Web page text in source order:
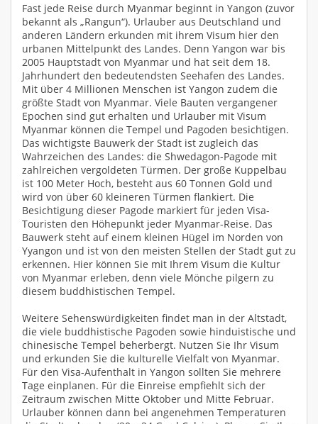
Fast jede Reise durch Myanmar beginnt in Yangon (zuvor
bekannt als „Rangun“). Urlauber aus Deutschland und
anderen Ländern erkunden mit ihrem Visum hier den
urbanen Mittelpunkt des Landes. Denn Yangon war bis
2005 Hauptstadt von Myanmar und hat seit dem 18.
Jahrhundert den bedeutendsten Seehafen des Landes.
Mit über 4 Millionen Menschen ist Yangon zudem die
größte Stadt von Myanmar. Viele Bauten vergangener
Epochen sind gut erhalten und Urlauber mit Visum
Myanmar können die Tempel und Pagoden besichtigen.
Das wichtigste Bauwerk der Stadt ist zugleich das
Wahrzeichen des Landes: die Shwedagon-Pagode mit
zahlreichen vergoldeten Türmen. Der große Kuppelbau
ist 100 Meter Hoch, besteht aus 60 Tonnen Gold und
wird von über 60 kleineren Türmen flankiert. Die
Besichtigung dieser Pagode markiert für jeden Visa-
Touristen den Höhepunkt jeder Myanmar-Reise. Das
Bauwerk steht auf einem kleinen Hügel im Norden von
Yyangon und ist von den meisten Stellen der Stadt gut zu
erkennen. Hier können Sie mit Ihrem Visum die Kultur
von Myanmar erleben, denn viele Mönche pilgern zu
diesem buddhistischen Tempel.
Weitere Sehenswürdigkeiten findet man in der Altstadt,
die viele buddhistische Pagoden sowie hinduistische und
chinesische Tempel beherbergt. Nutzen Sie Ihr Visum
und erkunden Sie die kulturelle Vielfalt von Myanmar.
Für den Visa-Aufenthalt in Yangon sollten Sie mehrere
Tage einplanen. Für die Einreise empfiehlt sich der
Zeitraum zwischen Mitte Oktober und Mitte Februar.
Urlauber können dann bei angenehmen Temperaturen